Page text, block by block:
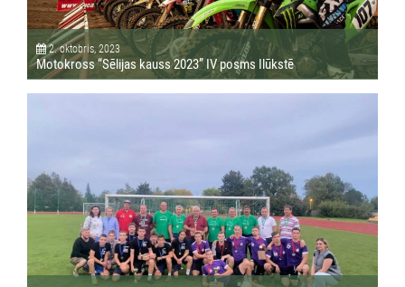
2. oktobris, 2023
Motokross “Sēlijas kauss 2023” IV posms Ilūkstē